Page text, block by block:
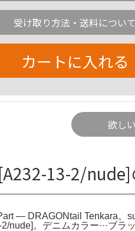
受け取り方法・送料について
カートに入れる
欲し
13-2/nude]
— DRAGONtail Tenkara。
。デニムカラー···ブラッ